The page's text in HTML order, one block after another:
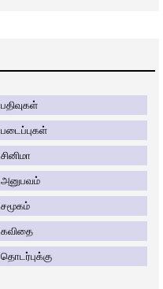
பதிவுகள்
படைப்புகள்
சினிமா
அனுபவம்
சமூகம்
கவிதை
தொடர்புக்கு